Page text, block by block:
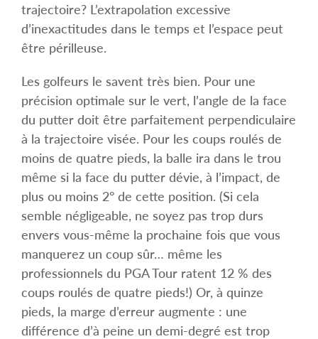
trajectoire? L’extrapolation excessive
d’inexactitudes dans le temps et l’espace peut
être périlleuse.
Les golfeurs le savent très bien. Pour une
précision optimale sur le vert, l’angle de la face
du putter doit être parfaitement perpendiculaire
à la trajectoire visée. Pour les coups roulés de
moins de quatre pieds, la balle ira dans le trou
même si la face du putter dévie, à l’impact, de
plus ou moins 2° de cette position. (Si cela
semble négligeable, ne soyez pas trop durs
envers vous-même la prochaine fois que vous
manquerez un coup sûr… même les
professionnels du PGA Tour ratent 12 % des
coups roulés de quatre pieds!) Or, à quinze
pieds, la marge d’erreur augmente : une
différence d’à peine un demi-degré est trop